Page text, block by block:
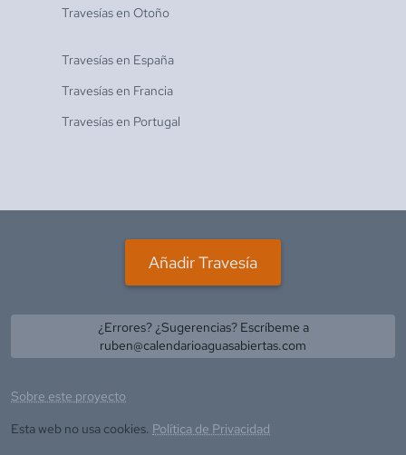
Travesías en Otoño
Travesías en España
Travesías en Francia
Travesías en Portugal
Añadir Travesía
¿Errores? ¿Sugerencias? Escríbeme a
ruben@calendarioaguasabiertas.com
Sobre este proyecto
Esta web no usa cookies. Política de Privacidad